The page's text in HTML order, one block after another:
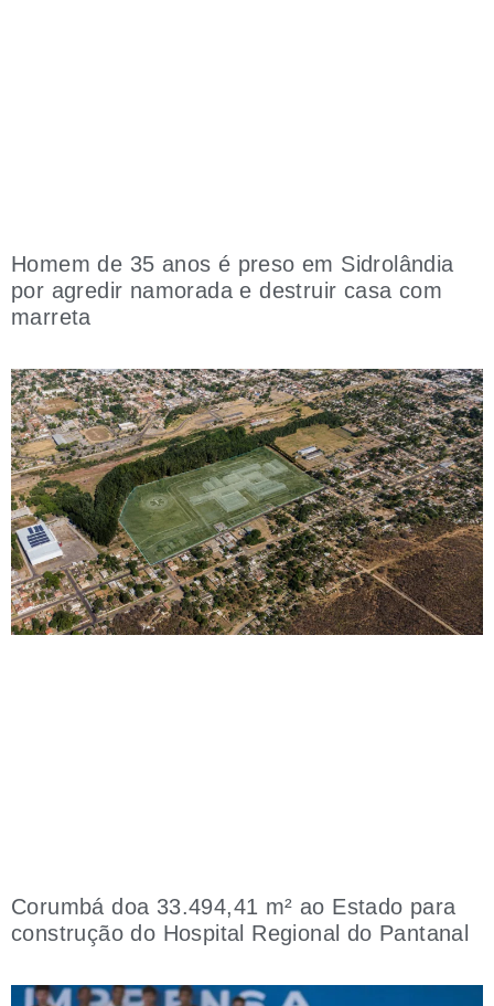
Homem de 35 anos é preso em Sidrolândia
por agredir namorada e destruir casa com
marreta
Corumbá doa 33.494,41 m² ao Estado para
construção do Hospital Regional do Pantanal